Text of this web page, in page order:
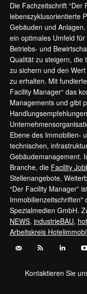
Die Fachzeitschrift “Der
lebenszyklusorientierte
Gebäuden und
ein optimales Umfeld
Betriebs- und
Qualität zu steigern, die
zu sichern und den
zu erhalten. Mit
Facility Manager“ das
Managements und gibt
Ebene des Immobilien-
technischen,
Gebäudemanagement.
Branche, die Facility
Stellenangebote,
“Der Facility Manager”
Immobilienzeitschriften"
Spezialmedien GmbH.
NEWS, industrieBAU,
Arbeitskreis
Kontaktieren Sie